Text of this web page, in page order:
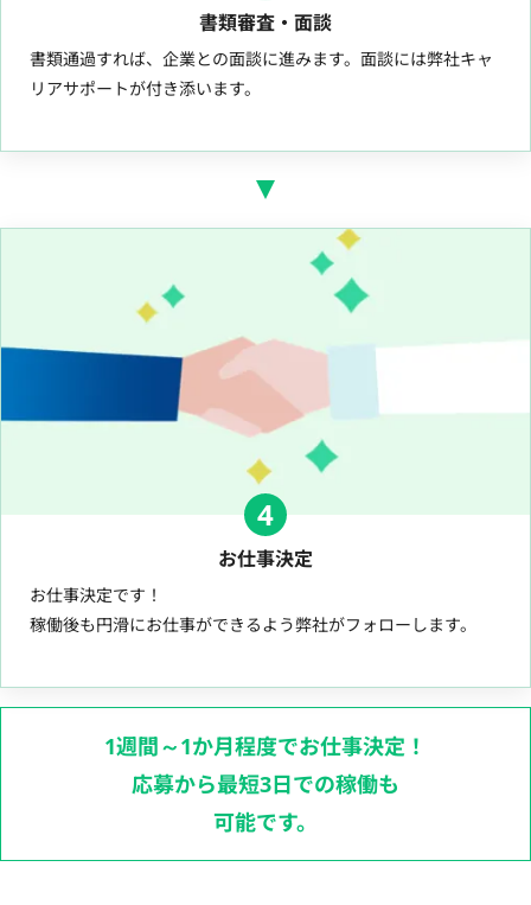
書類審査・面談
書類通過すれば、企業との面談に進みます。面談には弊社キャ
リアサポートが付き添います。
4
お仕事決定
お仕事決定です！
稼働後も円滑にお仕事ができるよう弊社がフォローします。
1週間～1か月程度でお仕事決定！
応募から最短3日での稼働も
可能です。